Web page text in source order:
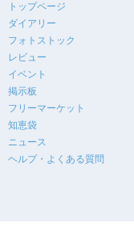
トップページ
ダイアリー
フォトストック
レビュー
イベント
掲示板
フリーマーケット
知恵袋
ニュース
ヘルプ・よくある質問